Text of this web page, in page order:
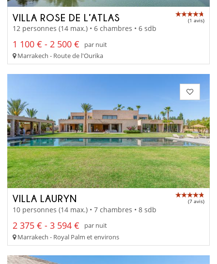
VILLA ROSE DE L’ATLAS (1 avis)
12 personnes (14 max.) • 6 chambres • 6 sdb
1 100 € - 2 500 €
par nuit
Marrakech - Route de l'Ourika
VILLA LAURYN (7 avis)
10 personnes (14 max.) • 7 chambres • 8 sdb
2 375 € - 3 594 €
par nuit
Marrakech - Royal Palm et environs